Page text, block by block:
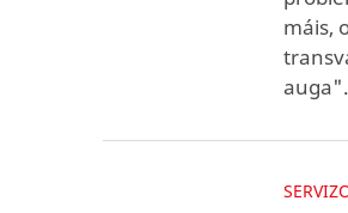
máis,
auga".